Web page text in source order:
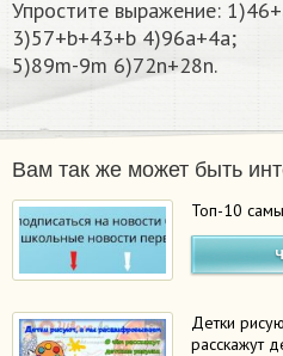
Упростите выражение:
3)57+b+43+b 4)96a+4a;
5)89m-9m 6)72n+28n.
Вам так же может быть
Топ-10
Детки
расскажут